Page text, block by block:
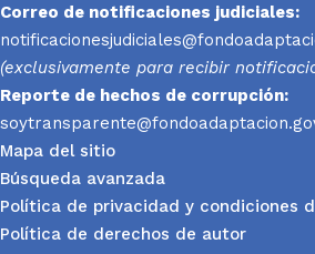
Correo de notificaciones judiciales:
(exclusivamente para recibir
Reporte de hechos de corrupción:
Mapa del sitio
Búsqueda avanzada
Política de privacidad y condiciones
Política de derechos de autor